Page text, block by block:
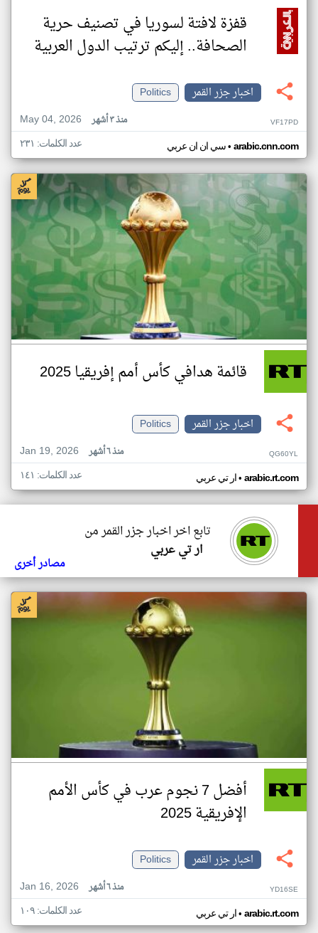
قفزة لافتة لسوريا في تصنيف حرية
الصحافة.. إليكم ترتيب الدول العربية
اخبار جزر القمر
Politics
May 04, 2026
منذ ٣ أشهر VF17PD
سي ان ان عربي• arabic.cnn.com عدد الكلمات: ٢٣١
قائمة هدافي كأس أمم إفريقيا 2025
اخبار جزر القمر
Politics
Jan 19, 2026
منذ ٦ أشهر QG60YL
ار تي عربي• arabic.rt.com عدد الكلمات: ١٤١
تابع اخر اخبار جزر القمر من
ار تي عربي
مصادر أخرى
أفضل 7 نجوم عرب في كأس الأمم
الإفريقية 2025
اخبار جزر القمر
Politics
Jan 16, 2026
منذ ٦ أشهر YD16SE
ار تي عربي• arabic.rt.com عدد الكلمات: ١٠٩